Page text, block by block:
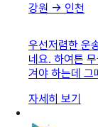
강원 → 인천
우선저렴한 운
네요. 하여튼
겨야 하는데 그
자세히 보기